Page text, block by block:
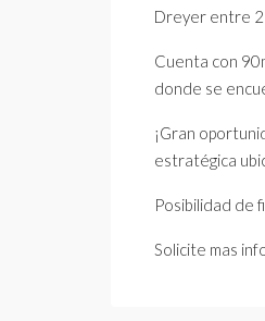
Dreyer entre
Cuenta con
donde se
¡Gran
estratégica
Posibilidad de
Solicite mas